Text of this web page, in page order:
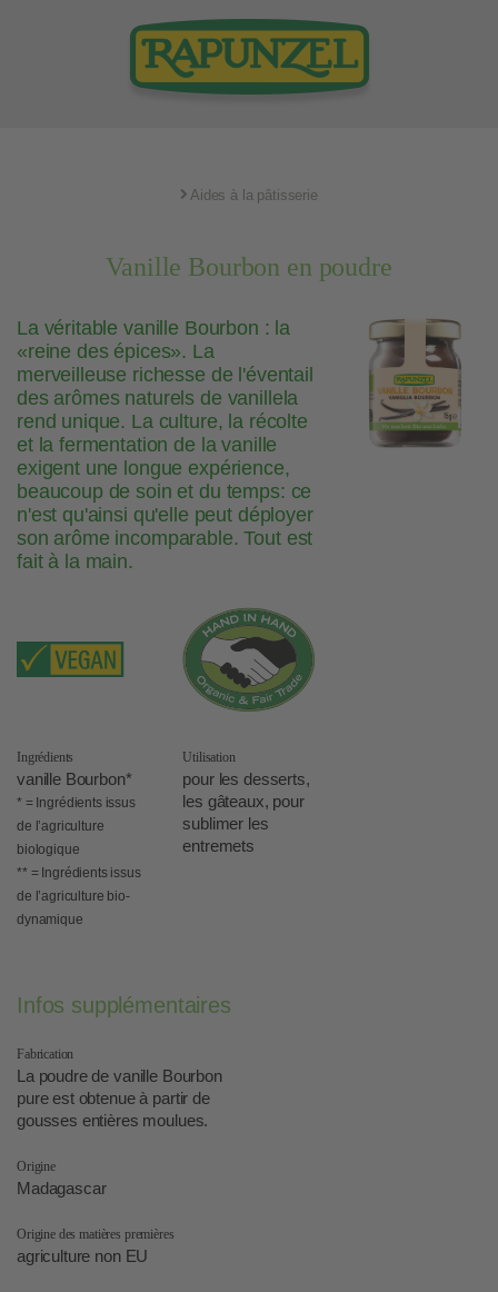
Aides à la pâtisserie
Vanille Bourbon en poudre
La véritable vanille Bourbon : la
«reine des épices». La
merveilleuse richesse de l'éventail
des arômes naturels de vanillela
rend unique. La culture, la récolte
et la fermentation de la vanille
exigent une longue expérience,
beaucoup de soin et du temps: ce
n'est qu'ainsi qu'elle peut déployer
son arôme incomparable. Tout est
fait à la main.
Ingrédients
vanille Bourbon*
* = Ingrédients issus
de l’agriculture
biologique
** = Ingrédients issus
de l’agriculture bio-
dynamique
Utilisation
pour les desserts,
les gâteaux, pour
sublimer les
entremets
Infos supplémentaires
Fabrication
La poudre de vanille Bourbon
pure est obtenue à partir de
gousses entières moulues.
Origine
Madagascar
Origine des matières premières
agriculture non EU